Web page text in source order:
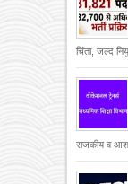
चिंता, जल्द
राजकीय व